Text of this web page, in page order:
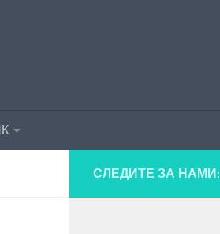
СЛЕДИТЕ ЗА НАМИ: